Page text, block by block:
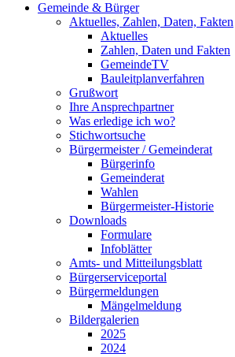
Gemeinde & Bürger
Aktuelles, Zahlen, Daten, Fakten
Aktuelles
Zahlen, Daten und Fakten
GemeindeTV
Bauleitplanverfahren
Grußwort
Ihre Ansprechpartner
Was erledige ich wo?
Stichwortsuche
Bürgermeister / Gemeinderat
Bürgerinfo
Gemeinderat
Wahlen
Bürgermeister-Historie
Downloads
Formulare
Infoblätter
Amts- und Mitteilungsblatt
Bürgerserviceportal
Bürgermeldungen
Mängelmeldung
Bildergalerien
2025
2024